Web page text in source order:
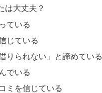
は大丈夫？
ている
じている
りられない」と諦めている
でいる
ミを信じている